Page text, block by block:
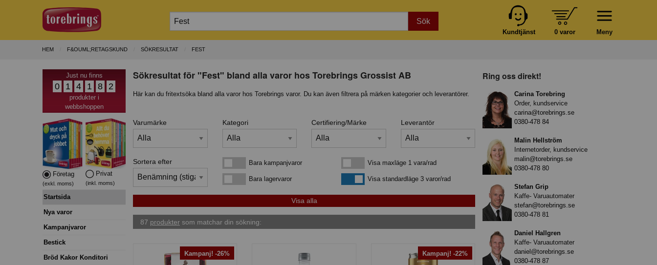
Sök
Meny
0 varor
Kundtjänst
HEM F&OUML;RETAGSKUND SÖKRESULTAT FEST
Just nu finns
0 1 4 1 8 2
produkter i
webbshoppen
Företag
(exkl. moms)
Privat
(inkl. moms)
Startsida
Nya varor
Kampanjvaror
Bestick
Bröd Kakor Konditori
Sökresultat för "Fest" bland alla varor hos Torebrings Grossist AB
Här kan du fritextsöka bland alla varor hos Torebrings varor. Du kan även filtrera på märken kategorier och leverantörer.
Varumärke Kategori Certifiering/Märke Leverantör
Sortera efter Bara kampanjvarorBara kampanjvaror
Bara lagervarorBara lagervaror
Visa maxläge 1 vara/rad
Visa maxläge 1 vara/rad
Visa standardlägeVisa standardläge 3 varor/rad
87 produkter som matchar din sökning:
Kampanj! -26% Kampanj! -22%
Ring oss direkt!
Carina Torebring
Order, kundservice
carina@torebrings.se
0380-478 84
Malin Hellström
Internetorder, kundservice
malin@torebrings.se
0380-478 80
Stefan Grip
Kaffe- Varuautomater
stefan@torebrings.se
0380-478 81
Daniel Hallgren
Kaffe- Varuautomater
daniel@torebrings.se
0380-478 87